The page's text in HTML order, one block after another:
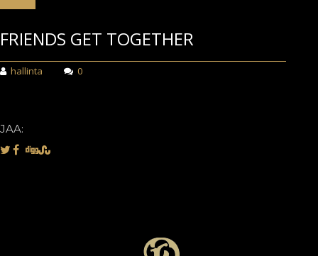
FRIENDS GET TOGETHER
hallinta 0
JAA: